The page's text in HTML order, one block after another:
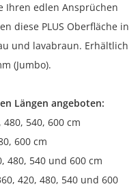
Ihren edlen Ansprüchen
diese PLUS Oberfläche in
und lavabraun. Erhältlich
(Jumbo).
Längen angeboten:
540, 600 cm
600 cm
480, 540 und 600 cm
420, 480, 540 und 600